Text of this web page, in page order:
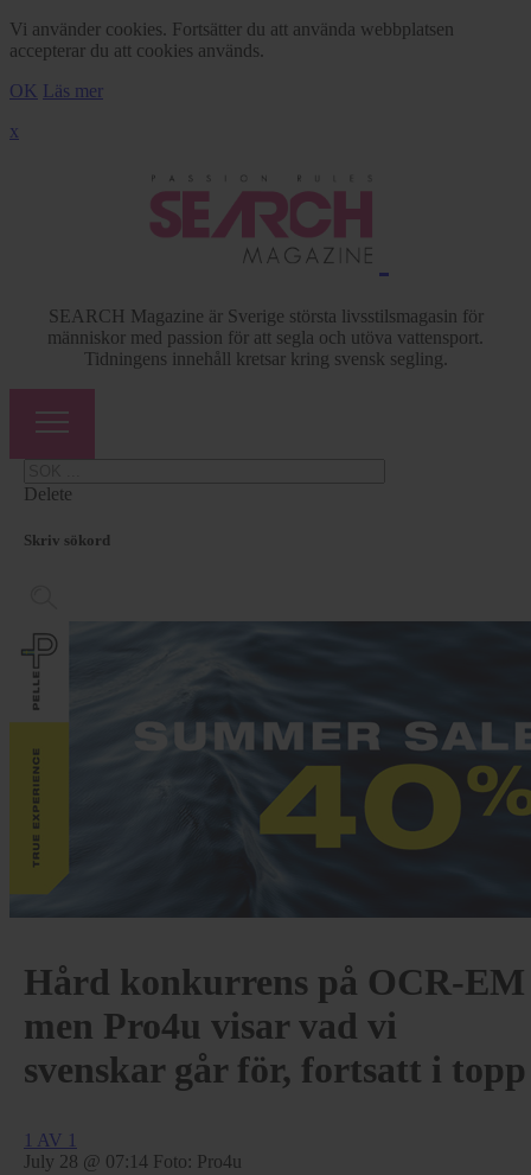
Vi använder cookies. Fortsätter du att använda webbplatsen
accepterar du att cookies används.
OK Läs mer
x
SEARCH Magazine är Sverige största livsstilsmagasin för
människor med passion för att segla och utöva vattensport.
Tidningens innehåll kretsar kring svensk segling.
Delete
Skriv sökord
Hård konkurrens på OCR-EM
men Pro4u visar vad vi
svenskar går för, fortsatt i topp
1 AV 1
July 28 @ 07:14 Foto: Pro4u